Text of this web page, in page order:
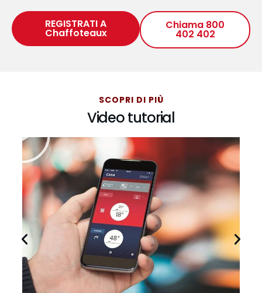
REGISTRATI A
Chaffoteaux
Chiama 800
402 402
SCOPRI DI PIÙ
Video tutorial